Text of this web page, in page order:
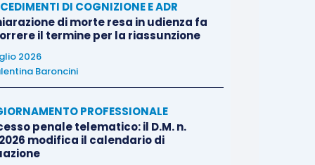
DI COGNIZIONE E ADR
di morte resa in udienza fa
il termine per la riassunzione
2026
Baroncini
PROFESSIONALE
penale telematico: il D.M. n.
modifica il calendario di